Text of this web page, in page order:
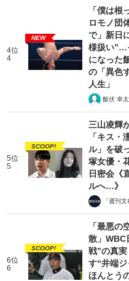
超えたスコープで私達を捉
動物たちに直
4位
4
NEW
「僕は根
ロモノ団
で」新日
様扱い”…
になった
の「異色
人生」
飯伏 幸太
5位
5
SCOOP!
三山凌輝
「キス・
ル」を破
塚女優・
日密会《
ルへ…》
「週刊
6位
6
SCOOP!
「最悪の
散」WBC
戦”の真
す“井端
ほんとう